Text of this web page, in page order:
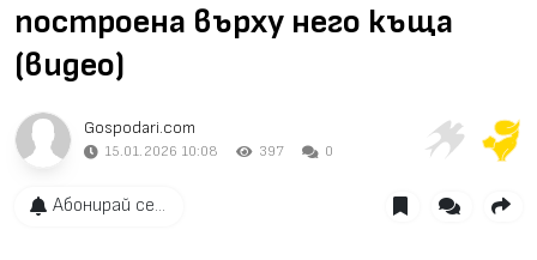
построена върху него къща
(видео)
Gospodari.com
15.01.2026 10:08 397 0
Абонирай се...